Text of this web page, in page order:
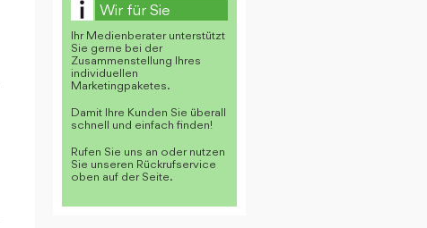
Wir für Sie
Ihr Medienberater unterstützt
Sie gerne bei der
Zusammenstellung Ihres
individuellen
Marketingpaketes.
Damit Ihre Kunden Sie überall
schnell und einfach finden!
Rufen Sie uns an oder nutzen
Sie unseren Rückrufservice
oben auf der Seite.